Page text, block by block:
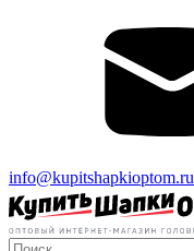
info@kupitshapkioptom.ru